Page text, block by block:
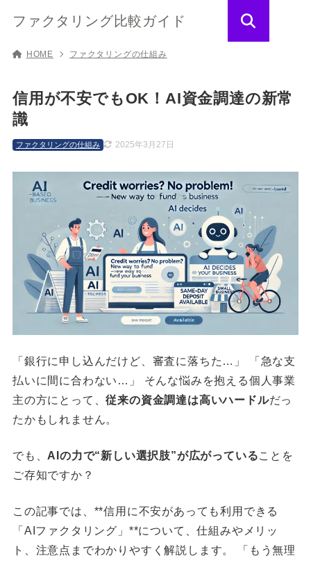
ファクタリング比較ガイド
HOME ファクタリングの仕組み
信用が不安でもOK！AI資金調達の新常
識
2025年3月27日
ファクタリングの仕組み
「銀行に申し込んだけど、審査に落ちた…」 「急な支
払いに間に合わない…」 そんな悩みを抱える個人事業
主の方にとって、従来の資金調達は高いハードルだっ
たかもしれません。
でも、 AIの力で“新しい選択肢”が広がっていることを
ご存知ですか？
この記事では、**信用に不安があっても利用できる
「AIファクタリング」**について、仕組みやメリッ
ト、注意点までわかりやすく解説します。 「もう無理